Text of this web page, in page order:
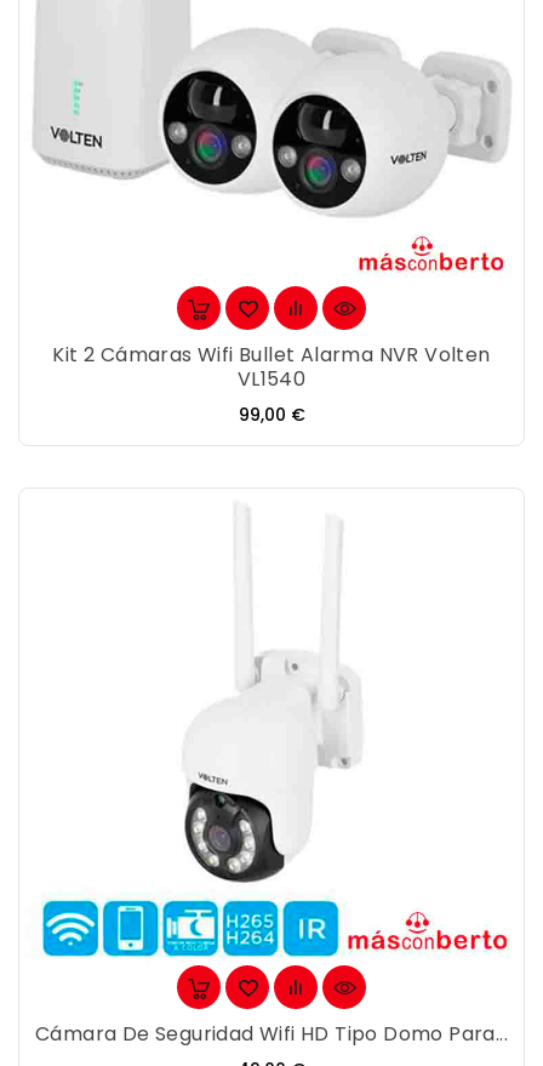
Kit 2 Cámaras Wifi Bullet Alarma NVR Volten
VL1540
Precio
99,00 €
Cámara De Seguridad Wifi HD Tipo Domo Para...